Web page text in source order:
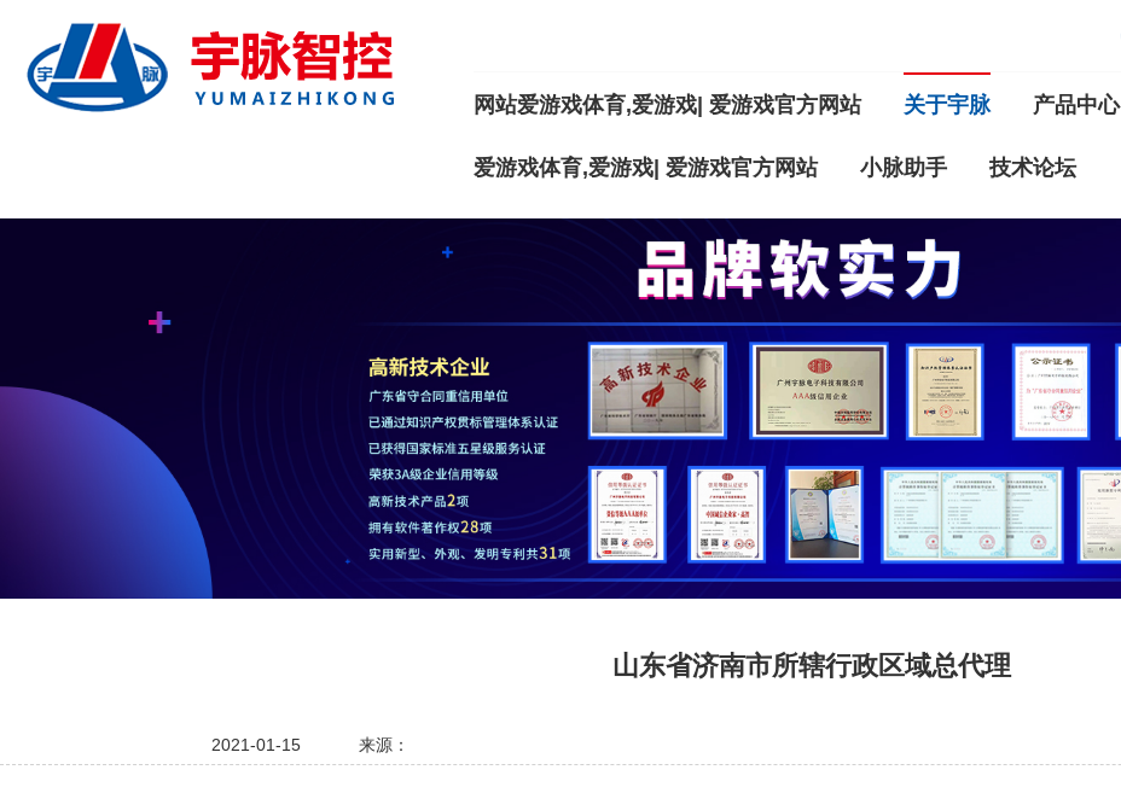
网站爱游戏体育,爱游戏| 爱游戏官方网站 关于宇脉 产品中心
爱游戏体育,爱游戏| 爱游戏官方网站 小脉助手 技术论坛
山东省济南市所辖行政区域总代理
2021-01-15 来源：